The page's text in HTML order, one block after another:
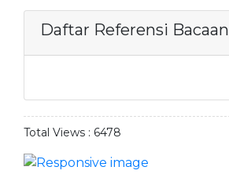
Daftar Referensi Bacaan
Total Views : 6478